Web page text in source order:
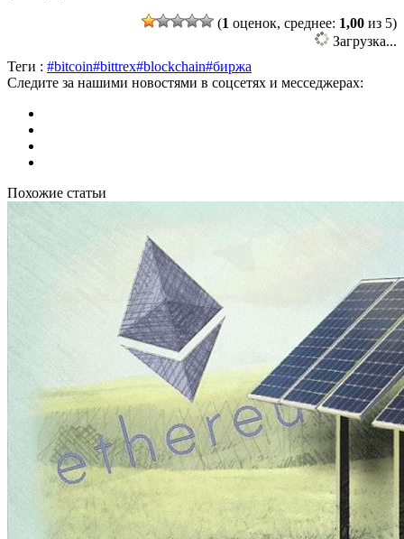
(1 оценок, среднее: 1,00 из 5)
Загрузка...
Теги : #bitcoin#bittrex#blockchain#биржа
Следите за нашими новостями в соцсетях и месседжерах:
Похожие статьи